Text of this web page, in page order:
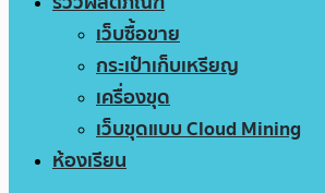
เว็บซื้อขาย
กระเป๋าเก็บเหรียญ
เครื่องขุด
เว็บขุดแบบ Cloud Mining
ห้องเรียน